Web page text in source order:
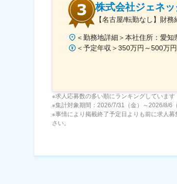
株式会社ジェネッ
【名古屋/転勤なし】財
※求人応募数の多い順にランキングしています
※集計対象期間：2026/7/31（金）～2026/8/6（
※事情により掲載終了予定日よりも前に求人
さい。